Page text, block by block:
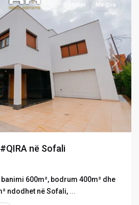
Next
Shtëpi Me Qira
në Sofali
600m², bodrum 400m² dhe
ndodhet në Sofali, ...